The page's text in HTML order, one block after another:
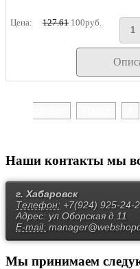
Цена: 127.61 100руб.
Наши контакты мы
г. Хабаровск
Телефон: +7(924) 925-24-
Адрес: ул.Оборская д.11
E-mail:
Мы принимаем